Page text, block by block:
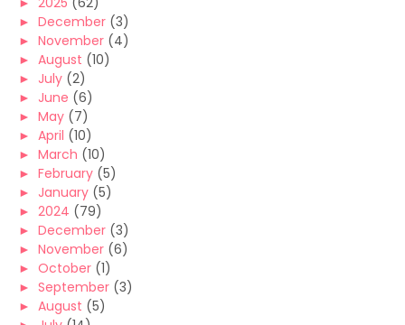
► December (3)
► November (4)
► August (10)
► July (2)
► June (6)
► May (7)
► April (10)
► March (10)
► February (5)
► January (5)
► 2024 (79)
► December (3)
► November (6)
► October (1)
► September (3)
► August (5)